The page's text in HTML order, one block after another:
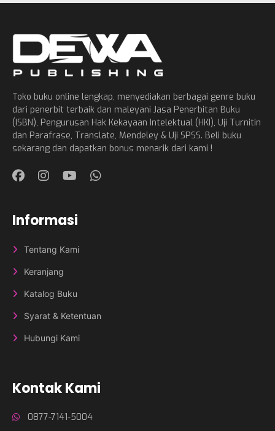
Toko buku online lengkap, menyediakan berbagai genre buku
dari penerbit terbaik dan maleyani Jasa Penerbitan Buku
(ISBN), Pengurusan Hak Kekayaan Intelektual (HKI), Uji Turnitin
dan Parafrase, Translate, Mendeley & Uji SPSS. Beli buku
sekarang dan dapatkan bonus menarik dari kami !
Informasi
Tentang Kami
Keranjang
Katalog Buku
Syarat & Ketentuan
Hubungi Kami
Kontak Kami
0877-7141-5004